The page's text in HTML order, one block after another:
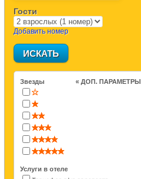
Гости
Добавить номер
Звезды « ДОП. ПАРАМЕТРЫ
Услуги в отеле